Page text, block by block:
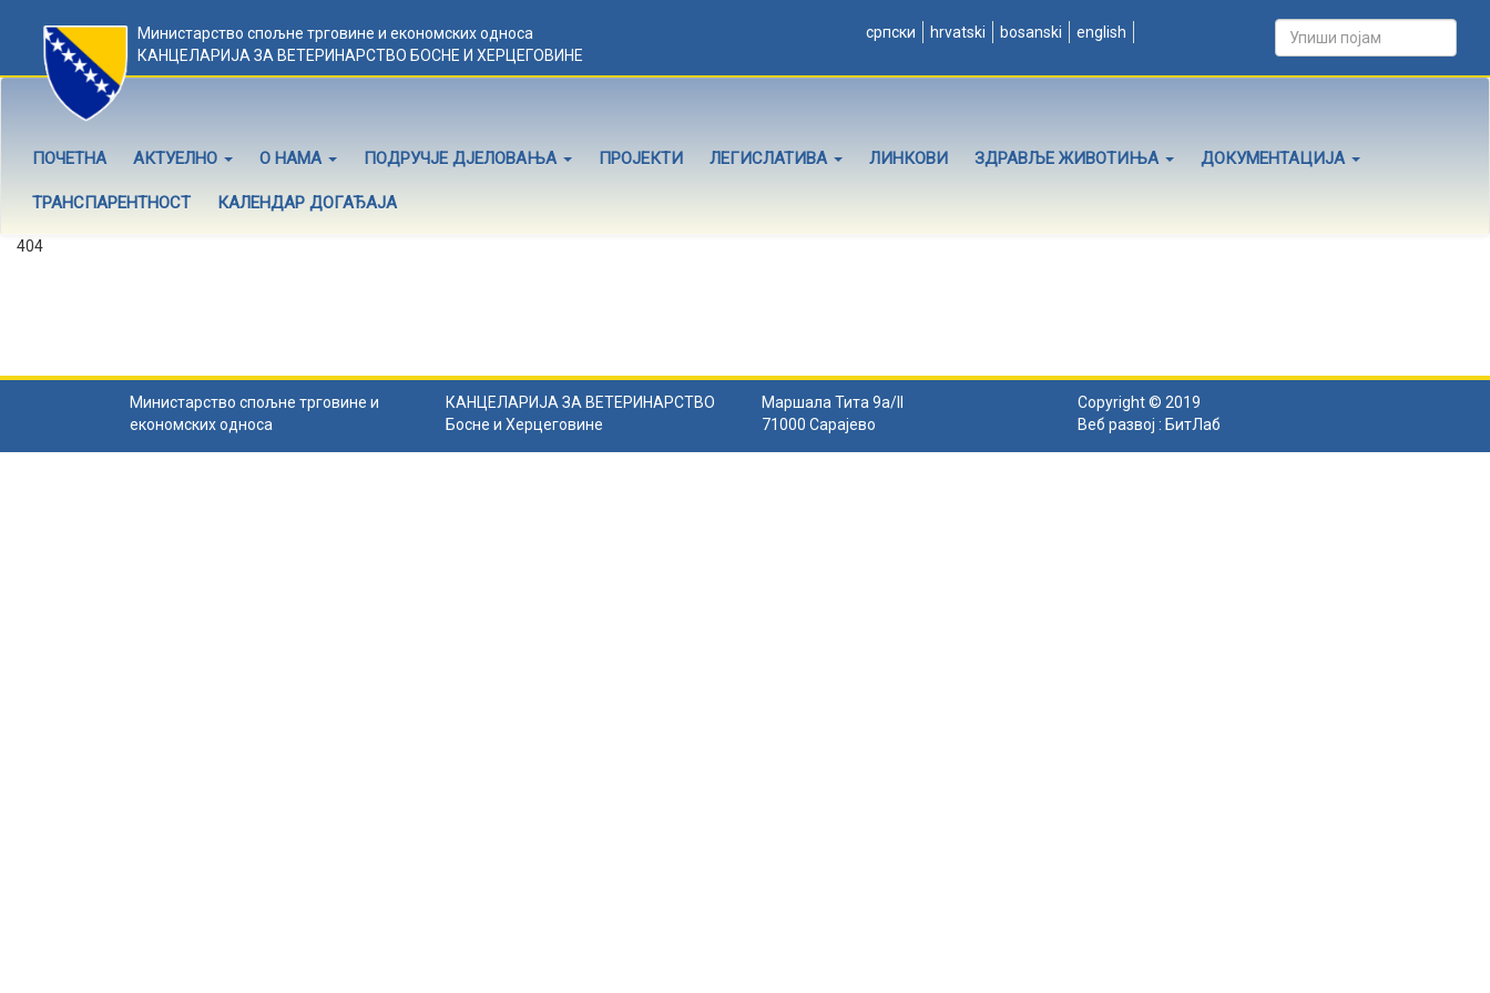
Министарство спољне трговине и економских односа
КАНЦЕЛАРИЈА ЗА ВЕТЕРИНАРСТВО БОСНЕ И ХЕРЦЕГОВИНЕ
српски hrvatski bosanski english
ПОЧЕТНА АКТУЕЛНО О НАМА ПОДРУЧЈЕ ДЈЕЛОВАЊА ПРОЈЕКТИ ЛЕГИСЛАТИВА ЛИНКОВИ ЗДРАВЉЕ ЖИВОТИЊА ДОКУМЕНТАЦИЈА
ТРАНСПАРЕНТНОСТ КАЛЕНДАР ДОГАЂАЈА
404
Министарство спољне трговине и
економских односа
КАНЦЕЛАРИЈА ЗА ВЕТЕРИНАРСТВО
Босне и Херцеговине
Маршала Тита 9а/II
71000 Сарајево
Copyright © 2019
Веб развој : БитЛаб